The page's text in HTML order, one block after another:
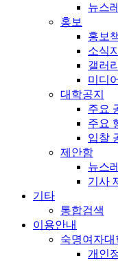
뉴스
홍보
홍보
소식지
갤러리
미디어
대학공지
주요
주요
입찰
제안함
뉴스
기사
기타
통합검색
이용안내
숙명여자
개인